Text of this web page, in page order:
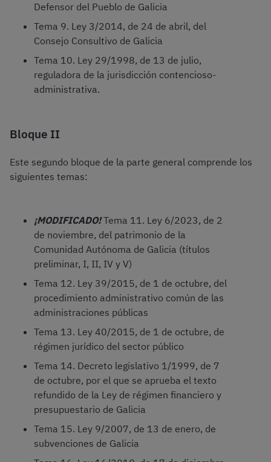
Defensor del Pueblo de Galicia
Tema 9. Ley 3/2014, de 24 de abril, del
Consejo Consultivo de Galicia
Tema 10. Ley 29/1998, de 13 de julio,
reguladora de la jurisdicción contencioso-
administrativa.
Bloque II
Este segundo bloque de la parte general comprende los
siguientes temas:
¡MODIFICADO!Tema 11. Ley 6/2023, de 2
de noviembre, del patrimonio de la
Comunidad Autónoma de Galicia (títulos
preliminar, I, II, IV y V)
Tema 12. Ley 39/2015, de 1 de octubre, del
procedimiento administrativo común de las
administraciones públicas
Tema 13. Ley 40/2015, de 1 de octubre, de
régimen jurídico del sector público
Tema 14. Decreto legislativo 1/1999, de 7
de octubre, por el que se aprueba el texto
refundido de la Ley de régimen financiero y
presupuestario de Galicia
Tema 15. Ley 9/2007, de 13 de enero, de
subvenciones de Galicia